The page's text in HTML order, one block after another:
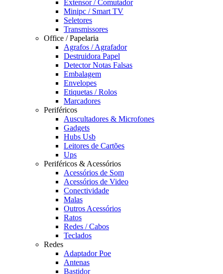
Extensor / Comutador
Minipc / Smart TV
Seletores
Transmissores
Office / Papelaria
Agrafos / Agrafador
Destruidora Papel
Detector Notas Falsas
Embalagem
Envelopes
Etiquetas / Rolos
Marcadores
Periféricos
Auscultadores & Microfones
Gadgets
Hubs Usb
Leitores de Cartões
Ups
Periféricos & Acessórios
Acessórios de Som
Acessórios de Video
Conectividade
Malas
Outros Acessórios
Ratos
Redes / Cabos
Teclados
Redes
Adaptador Poe
Antenas
Bastidor